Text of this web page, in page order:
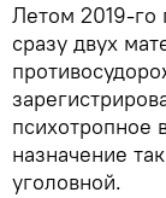
Летом 2019-го
сразу двух
психотропное
назначение
уголовной.